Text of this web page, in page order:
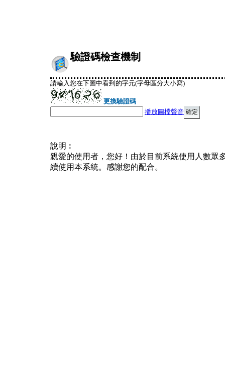
驗證碼檢查機制
請輸入您在下圖中看到的字元(字母區分大小寫)
更換驗證碼
播放圖檔聲音
說明︰
親愛的使用者，您好！由於目前系統使用人數眾
續使用本系統。感謝您的配合。